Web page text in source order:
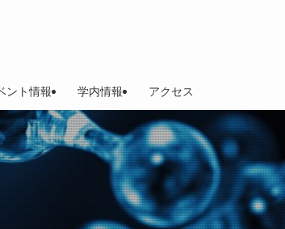
ント情報 学内情報 アクセス